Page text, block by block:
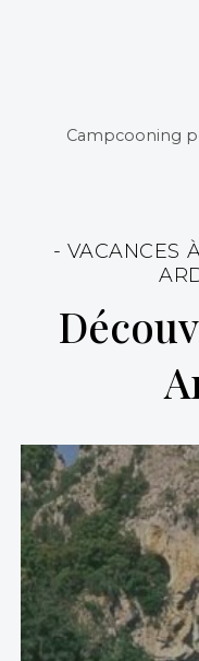
Campcooning
- VACANCES